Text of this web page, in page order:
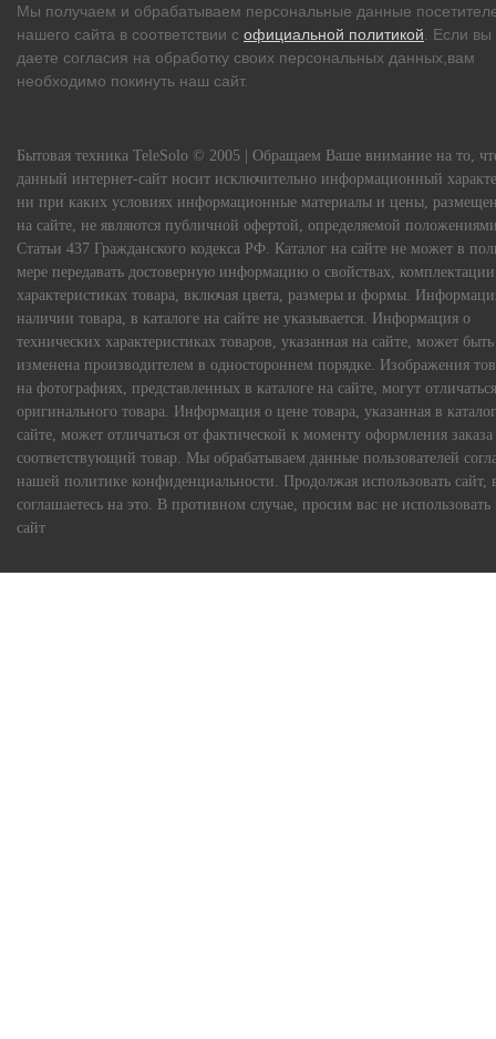
Мы получаем и обрабатываем персональные данные
нашего сайта в соответствии с официальной политикой . Если
даете согласия на обработку своих персональных данных,вам
необходимо покинуть наш сайт.
Бытовая техника TeleSolo © 2005 | Обращаем Ваше внимание на то,
данный интернет-сайт носит исключительно информационный
ни при каких условиях информационные материалы и цены,
на сайте, не являются публичной офертой, определяемой
Статьи 437 Гражданского кодекса РФ. Каталог на сайте не может в
мере передавать достоверную информацию о свойствах,
характеристиках товара, включая цвета, размеры и формы.
наличии товара, в каталоге на сайте не указывается. Информация о
технических характеристиках товаров, указанная на сайте, может быть
изменена производителем в одностороннем порядке. Изображения
на фотографиях, представленных в каталоге на сайте, могут
оригинального товара. Информация о цене товара, указанная в
сайте, может отличаться от фактической к моменту оформления заказа
соответствующий товар. Мы обрабатываем данные пользователей
нашей политике конфиденциальности. Продолжая использовать сайт,
соглашаетесь на это. В противном случае, просим вас не
сайт